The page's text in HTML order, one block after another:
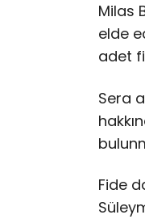
Milas
elde
adet
Sera
Fide